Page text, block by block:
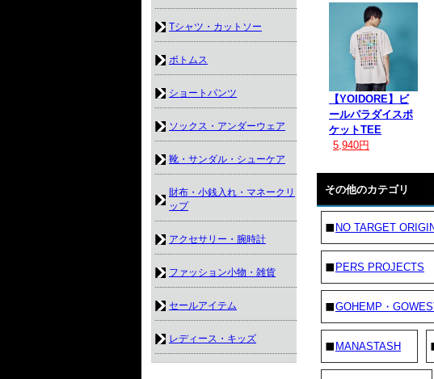
【YOIDORE】ビ
ールパラダイスポ
ケットTEE
5,940円
その他のカテゴリ
NO TARGET
PERS PROJECTS
GOHEMP・
MANASTASH
Tシャツ・カットソー
ボトムス
ショートパンツ
ソックス・アンダーウェア
靴・サンダル・シューケア
財布・小銭入れ・マネークリ
ップ
アクセサリー・腕時計
ファッション小物・雑貨
セールアイテム
レディース・キッズ